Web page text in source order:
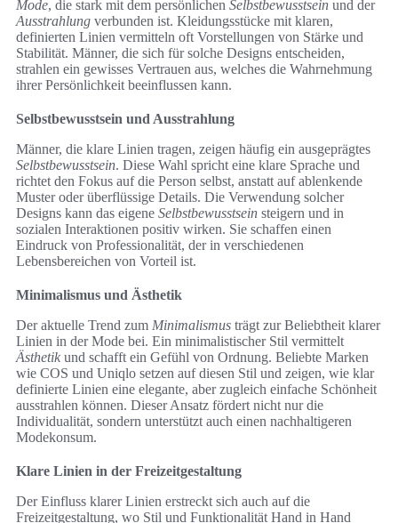
Mode, die stark mit dem persönlichen Selbstbewusstsein und der
Ausstrahlung verbunden ist. Kleidungsstücke mit klaren,
definierten Linien vermitteln oft Vorstellungen von Stärke und
Stabilität. Männer, die sich für solche Designs entscheiden,
strahlen ein gewisses Vertrauen aus, welches die Wahrnehmung
ihrer Persönlichkeit beeinflussen kann.
Selbstbewusstsein und Ausstrahlung
Männer, die klare Linien tragen, zeigen häufig ein ausgeprägtes
Selbstbewusstsein. Diese Wahl spricht eine klare Sprache und
richtet den Fokus auf die Person selbst, anstatt auf ablenkende
Muster oder überflüssige Details. Die Verwendung solcher
Designs kann das eigene Selbstbewusstsein steigern und in
sozialen Interaktionen positiv wirken. Sie schaffen einen
Eindruck von Professionalität, der in verschiedenen
Lebensbereichen von Vorteil ist.
Minimalismus und Ästhetik
Der aktuelle Trend zum Minimalismus trägt zur Beliebtheit klarer
Linien in der Mode bei. Ein minimalistischer Stil vermittelt
Ästhetik und schafft ein Gefühl von Ordnung. Beliebte Marken
wie COS und Uniqlo setzen auf diesen Stil und zeigen, wie klar
definierte Linien eine elegante, aber zugleich einfache Schönheit
ausstrahlen können. Dieser Ansatz fördert nicht nur die
Individualität, sondern unterstützt auch einen nachhaltigeren
Modekonsum.
Klare Linien in der Freizeitgestaltung
Der Einfluss klarer Linien erstreckt sich auch auf die
Freizeitgestaltung, wo Stil und Funktionalität Hand in Hand